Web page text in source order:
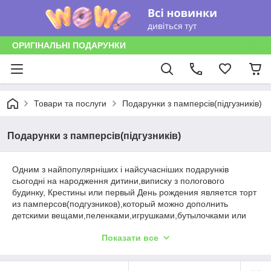
ОРИГІНАЛЬНІ ПОДАРУНКИ
Товари та послуги Подарунки з памперсів(підгузників)
Подарунки з памперсів(підгузників)
Одним з найпопулярніших і найсучасніших подарунків
сьогодні на народження дитини,виписку з пологового
будинку, Крестины или первый День рождения является торт
из памперсов(подгузников),который можно дополнить
детскими вещами,пеленками,игрушками,бутылочками или
изготовить по Вашим размерам и в любой
памперсов(подгузников).Качество материала,аккуратность и
Показати все